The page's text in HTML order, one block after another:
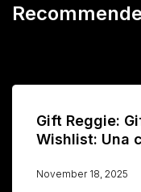
Gift Reggie:
Wishlist: Una
November 18, 2025